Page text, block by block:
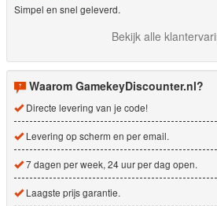
Simpel en snel geleverd.
Bekijk alle
Waarom GamekeyDiscounter.nl?
Directe levering van je code!
Levering op scherm en per email.
7 dagen per week, 24 uur per dag open.
Laagste prijs garantie.